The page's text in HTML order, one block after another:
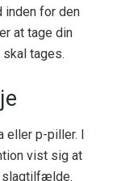
inden for den
at tage din
tages.
eller p-piller. I
vist sig at
slagtilfælde.